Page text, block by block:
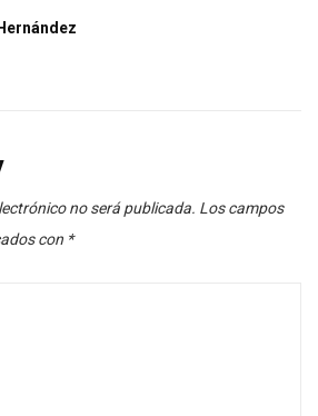
no será publicada. Los campos
con *